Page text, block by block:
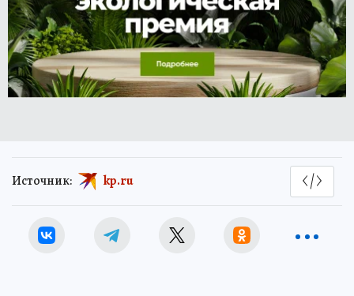
Источник: kp.ru